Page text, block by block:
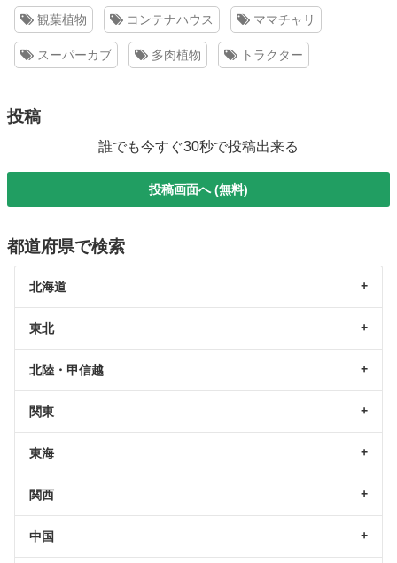
観葉植物 コンテナハウス ママチャリ
スーパーカブ 多肉植物 トラクター
投稿
誰でも今すぐ30秒で投稿出来る
投稿画面へ (無料)
都道府県で検索
北海道
東北
北陸・甲信越
関東
東海
関西
中国